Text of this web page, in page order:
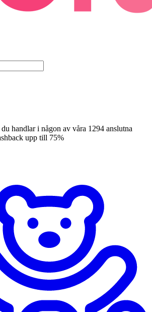
handlar i någon av våra 1294 anslutna
upp till 75%